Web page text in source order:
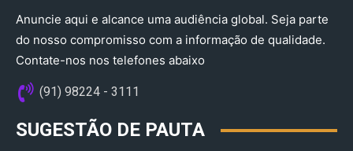
Anuncie aqui e alcance uma audiência global. Seja parte
do nosso compromisso com a informação de qualidade.
Contate-nos nos telefones abaixo
(91) 98224 - 3111
SUGESTÃO DE PAUTA